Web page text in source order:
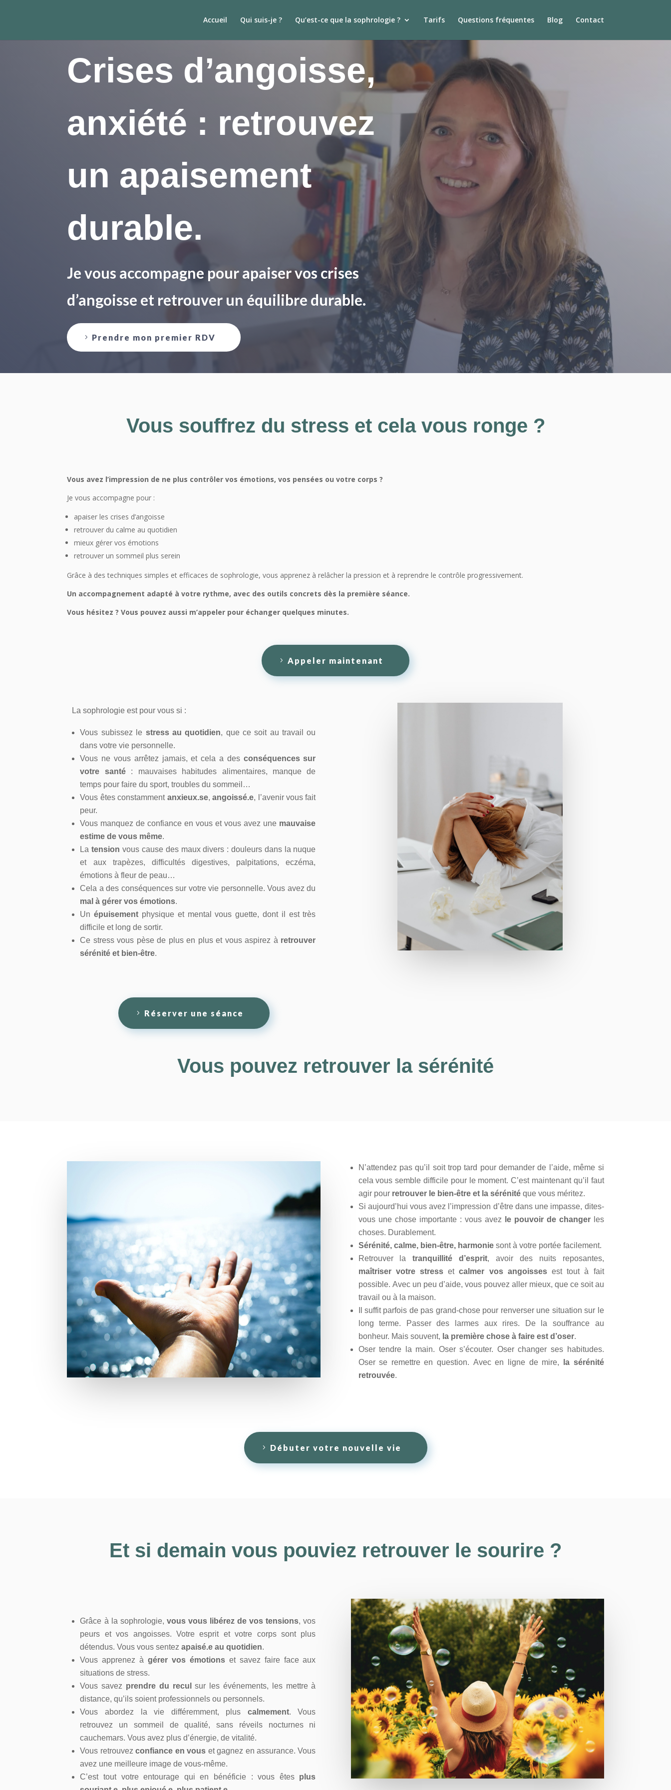
Accueil Qui suis-je ? Qu’est-ce que la sophrologie ? Tarifs Questions fréquentes Blog Contact
Crises d’angoisse,
anxiété : retrouvez
un apaisement
durable.
Je vous accompagne pour apaiser vos crises
d’angoisse et retrouver un équilibre durable.
Prendre mon premier RDV
Vous souffrez du stress et cela vous ronge ?
Vous avez l’impression de ne plus contrôler vos émotions, vos pensées ou votre corps ?
Je vous accompagne pour :
apaiser les crises d’angoisse
retrouver du calme au quotidien
mieux gérer vos émotions
retrouver un sommeil plus serein
Grâce à des techniques simples et efficaces de sophrologie, vous apprenez à relâcher la pression et à reprendre le contrôle progressivement.
Un accompagnement adapté à votre rythme, avec des outils concrets dès la première séance.
Vous hésitez ? Vous pouvez aussi m’appeler pour échanger quelques minutes.
Appeler maintenant
La sophrologie est pour vous si :
Vous subissez le stress au quotidien, que ce soit au travail ou
dans votre vie personnelle.
Vous ne vous arrêtez jamais, et cela a des conséquences sur
votre santé: mauvaises habitudes alimentaires, manque de
temps pour faire du sport, troubles du sommeil…
Vous êtes constamment anxieux.se,angoissé.e, l’avenir vous fait
peur.
Vous manquez de confiance en vous et vous avez une mauvaise
estime de vous même.
Latensionvous cause des maux divers : douleurs dans la nuque
et aux trapèzes, difficultés digestives, palpitations, eczéma,
émotions à fleur de peau…
Cela a des conséquences sur votre vie personnelle. Vous avez du
mal à gérer vos émotions.
Unépuisement physique et mental vous guette, dont il est très
difficile et long de sortir.
Ce stress vous pèse de plus en plus et vous aspirez à retrouver
sérénité et bien-être.
Réserver une séance
Vous pouvez retrouver la sérénité
N’attendez pas qu’il soit trop tard pour demander de l’aide, même si
cela vous semble difficile pour le moment. C’est maintenant qu’il faut
agir pour retrouver le bien-être et la sérénitéque vous méritez.
Si aujourd’hui vous avez l’impression d’être dans une impasse, dites-
vous une chose importante : vous avez
le pouvoir de changerles
choses. Durablement.
Sérénité, calme, bien-être, harmoniesont à votre portée facilement.
Retrouver latranquillité d’esprit, avoir des nuits reposantes,
maîtriser votre stressetcalmer vos angoissesest tout à fait
possible. Avec un peu d’aide, vous pouvez aller mieux, que ce soit au
travail ou à la maison.
Il suffit parfois de pas grand-chose pour renverser une situation sur le
long terme. Passer des larmes aux rires. De la souffrance au
bonheur. Mais souvent, la première chose à faire est d’oser.
Oser tendre la main. Oser s’écouter. Oser changer ses habitudes.
Oser se remettre en question. Avec en ligne de mire,
la sérénité
retrouvée.
Débuter votre nouvelle vie
Et si demain vous pouviez retrouver le sourire ?
Grâce à la sophrologie, vous vous libérez de vos tensions, vos
peurs et vos angoisses. Votre esprit et votre corps sont plus
détendus.Vous vous sentezapaisé.e au quotidien.
Vous apprenez àgérer vos émotionset savez faire face aux
situations de stress.
Vous savez prendre du recul
sur les événements, les mettre à
distance, qu’ils soient professionnels ou personnels.
Vous abordez la vie différemment, plus calmement.Vous
retrouvez un sommeil de qualité, sans réveils nocturnes ni
cauchemars.Vous avez plus d’énergie, de vitalité.
Vous retrouvezconfiance en vous et gagnez en assurance.Vous
avez une meilleure image de vous-même.
C’est tout votre entourage qui en bénéficie : vous êtes plus